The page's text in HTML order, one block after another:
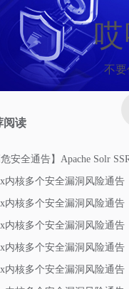
哎
不要